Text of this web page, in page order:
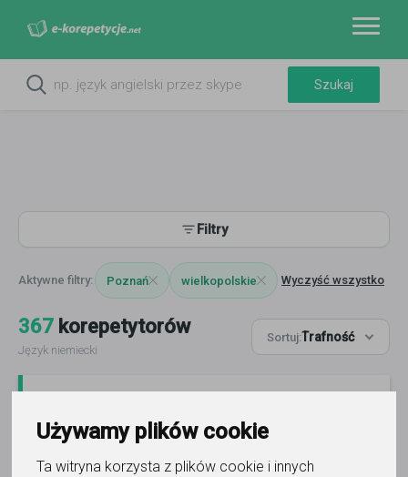
Używamy plików cookie
Ta witryna korzysta z plików cookie i innych
Filtry
Poznań wielkopolskie Wyczyść wszystko
367 korepetytorów
Język niemiecki
Sortuj:Trafność